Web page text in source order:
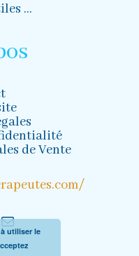
…
de Vente
utiliser le